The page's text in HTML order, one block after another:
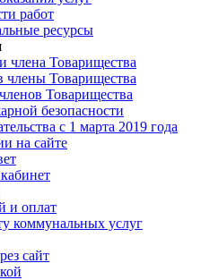
работ
ресурсы
члена Товарищества
члены Товарищества
Товарищества
безопасности
с 1 марта 2019 года
на сайте
и оплат
коммунальных услуг
сайт